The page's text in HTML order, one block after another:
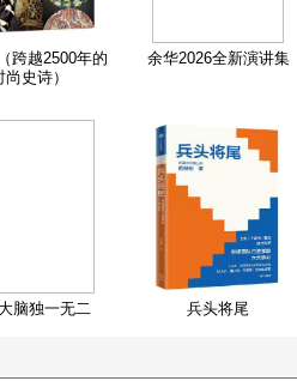
跨越2500年的
尚史诗）
余华2026全新演讲集
脑独一无二 兵头将尾